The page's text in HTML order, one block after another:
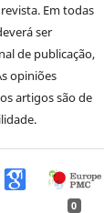
Em todas
ser
de publicação,
opiniões
artigos são de
0